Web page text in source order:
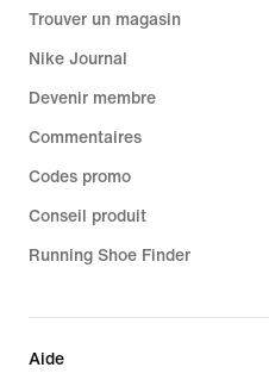
Trouver un magasin
Nike Journal
Devenir membre
Commentaires
Codes promo
Conseil produit
Running Shoe Finder
Aide